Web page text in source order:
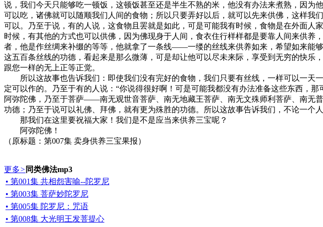
说，我们今天只能够吃一顿饭，这顿饭甚至还是半生不熟的米，他没有办法来煮熟，因
可以吃，诸佛就可以随顺我们人间的食物；所以只要弄好以后，就可以先来供佛，这样
可以。乃至于说，有的人说，这食物且罢就是如此，可是可能我有时候，食物是在外面
时候，有其他的方式也可以供佛，因为佛现身于人间，食衣住行样样都是要靠人间来供
者，他是作丝绸来补缀的等等，他就拿了一条线——一缕的丝线来供养如来，希望如来能
这五百条丝线的功德，看起来是那么微薄，可是却让他可以尽未来际，享受到无穷的快
跟您一样的无上正等正觉。
所以这故事也告诉我们：即使我们没有完好的食物，我们只要有丝线，一样可以一天
定可以作的。乃至于有的人说：“你说得很好啊！可是可能我都没有办法准备这些东西，
阿弥陀佛，乃至于菩萨——南无观世音菩萨、南无地藏王菩萨、南无文殊师利菩萨、南无
功德；乃至于说可以礼佛、拜佛，就有更为殊胜的功德。所以这故事告诉我们，不论一个
那我们在这里要祝福大家！我们是不是应当来供养三宝呢？
阿弥陀佛！
（原标题：第007集 卖身供养三宝果报）
更多> 同类佛法mp3
• 第001集 共相怨害喻--陀罗尼
• 第003集 菩萨妙陀罗尼
• 第005集 陀罗尼：咒语
• 第008集 大光明王发菩提心